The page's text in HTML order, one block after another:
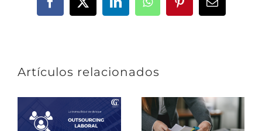
Facebook
X LinkedInWhatsAppPinterestCorreo
Artículos relacionados